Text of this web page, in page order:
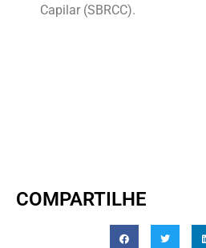
Capilar (SBRCC).
COMPARTILHE